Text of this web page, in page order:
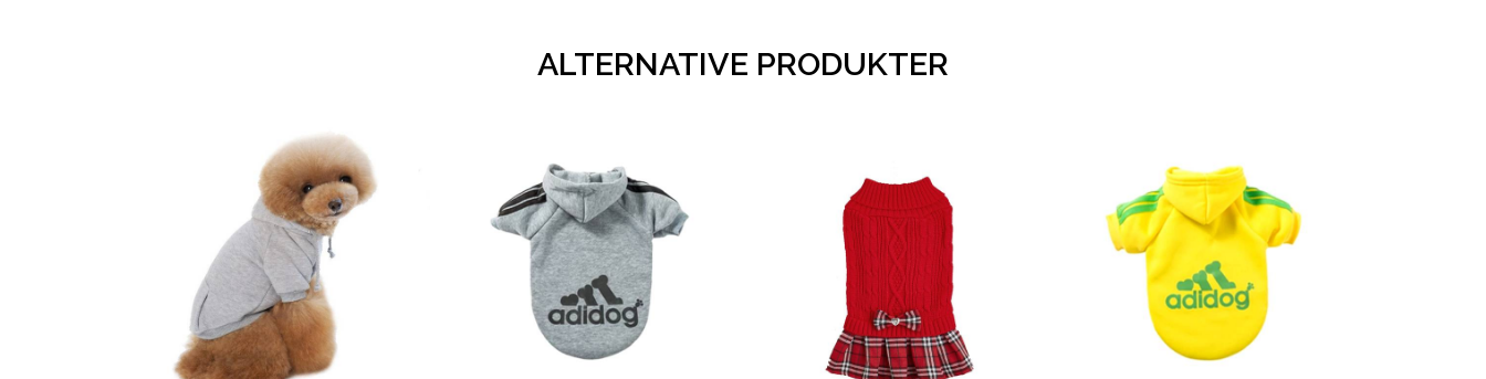
ALTERNATIVE PRODUKTER